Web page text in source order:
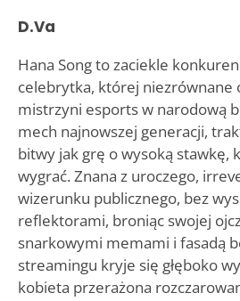
D.Va
Hana Song to zaciekle
celebrytka, której niezrównane
mistrzyni esports w narodową
mech najnowszej generacji,
bitwy jak grę o wysoką stawkę,
wygrać. Znana z uroczego,
wizerunku publicznego, bez
reflektorami, broniąc swojej
snarkowymi memami i fasadą
streamingu kryje się głęboko
kobieta przerażona